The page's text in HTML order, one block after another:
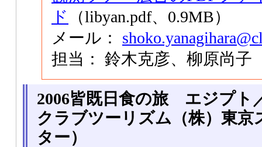
ド
（libyan.pdf、0.9MB）
メール：
担当： 鈴木克彦、柳原尚子
2006皆既日食の旅 エジプ
クラブツーリズム（株）東京
ター）